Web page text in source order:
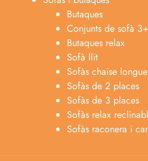
Butaques
Conjunts de sofà
Butaques relax
Sofà llit
Sofàs chaise longue
Sofàs de 2 places
Sofàs de 3 places
Sofàs relax
Sofàs raconera i
Lun-dom 9:00am-10pm